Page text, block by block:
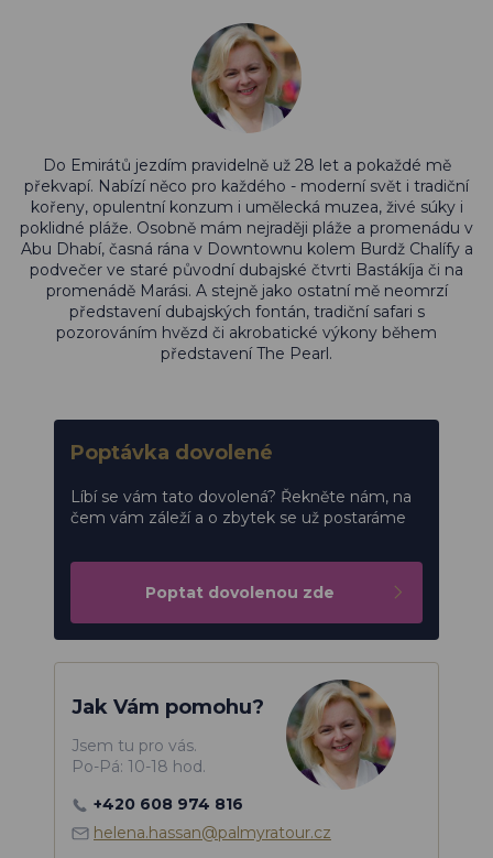
Do Emirátů jezdím pravidelně už 28 let a pokaždé mě
překvapí. Nabízí něco pro každého - moderní svět i tradiční
kořeny, opulentní konzum i umělecká muzea, živé súky i
poklidné pláže. Osobně mám nejraději pláže a promenádu v
Abu Dhabí, časná rána v Downtownu kolem Burdž Chalífy a
podvečer ve staré původní dubajské čtvrti Bastákíja či na
promenádě Marási. A stejně jako ostatní mě neomrzí
představení dubajských fontán, tradiční safari s
pozorováním hvězd či akrobatické výkony během
představení The Pearl.
Poptávka dovolené
Líbí se vám tato dovolená? Řekněte nám, na
čem vám záleží a o zbytek se už postaráme
Poptat dovolenou zde
Jak Vám pomohu?
Jsem tu pro vás.
Po-Pá: 10-18 hod.
+420 608 974 816
helena.hassan@palmyratour.cz